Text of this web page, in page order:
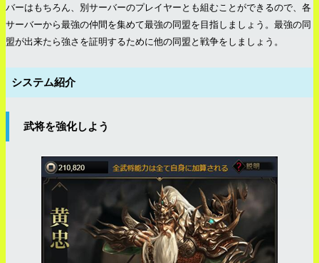
バーはもちろん、別サーバーのプレイヤーとも組むことができるので、各
サーバーから最強の仲間を集めて最強の同盟を目指しましょう。最強の同
盟が出来たら強さを証明するために他の同盟と戦争をしましょう。
システム紹介
武将を強化しよう